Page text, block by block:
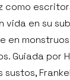
como
vida en su
en
Guiada por
sustos,